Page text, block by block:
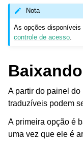
Nota
As opções disponíveis
controle de acesso
A partir do painel
traduzíveis podem
A primeira opção é
uma vez que ele é